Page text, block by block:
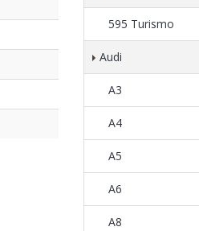
595 Turismo
Audi
A3
A4
A5
A6
A8